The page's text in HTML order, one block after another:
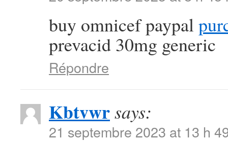
buy omnicef paypal
prevacid 30mg generic
Répondre
Kbtvwrsays:
21 septembre 2023 at 13 h